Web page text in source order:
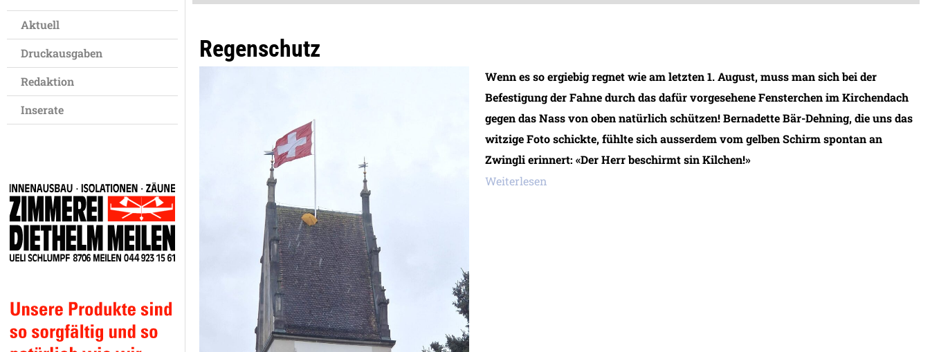
Aktuell
Druckausgaben
Redaktion
Inserate
Regenschutz
Wenn es so ergiebig regnet wie am letzten 1. August, muss man sich bei der
Befestigung der Fahne durch das dafür vorgesehene Fensterchen im Kirchendach
gegen das Nass von oben natürlich schützen! Bernadette Bär-Dehning, die uns das
witzige Foto schickte, fühlte sich ausserdem vom gelben Schirm spontan an
Zwingli erinnert: «Der Herr beschirmt sin Kilchen!»
Weiterlesen